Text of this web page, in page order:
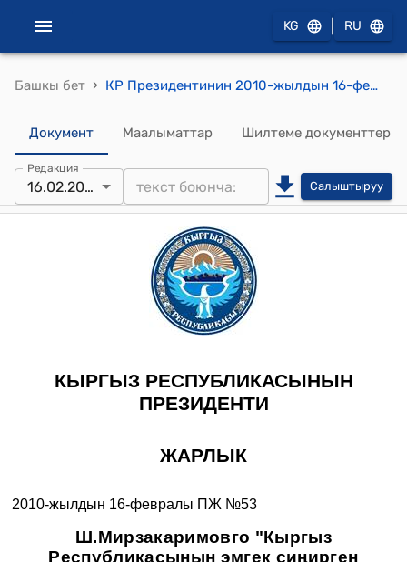
KG RU
Башкы бет › КР Президентинин 2010-жылдын 16-февралындагы ПЖ №53 "Ш.Мирзакаримовго "Кыргыз Республикасынын эмгек сиңирген юристи" деген ардактуу наам берүү жөнүндө" жарлыгы
Документ Маалыматтар Шилтеме документтер
Редакция
16.02.2010 Салыштыруу